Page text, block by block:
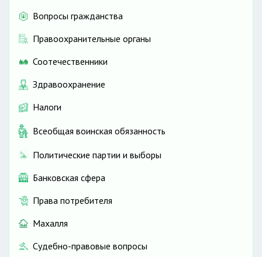
Вопросы гражданства
Правоохранительные органы
Соотечественники
Здравоохранение
Налоги
Всеобщая воинская обязанность
Политические партии и выборы
Банковская сфера
Права потребителя
Махалля
Судебно-правовые вопросы